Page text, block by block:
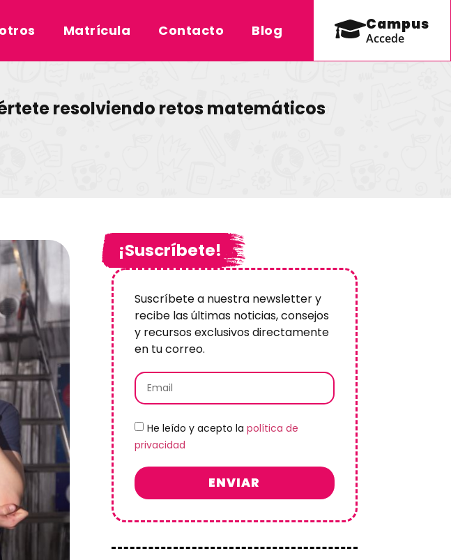
Matrícula Contacto Blog Campus
Accede
resolviendo retos matemáticos
¡Suscríbete!
Suscríbete a nuestra newsletter y
recibe las últimas noticias, consejos
y recursos exclusivos directamente
en tu correo.
He leído y acepto la política de
privacidad
ENVIAR